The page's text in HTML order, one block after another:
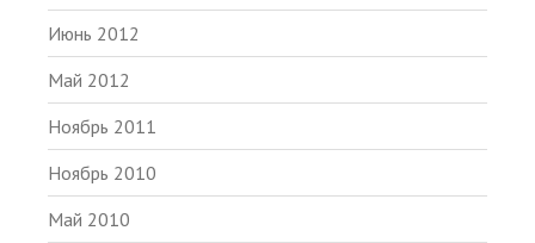
Июнь 2012
Май 2012
Ноябрь 2011
Ноябрь 2010
Май 2010